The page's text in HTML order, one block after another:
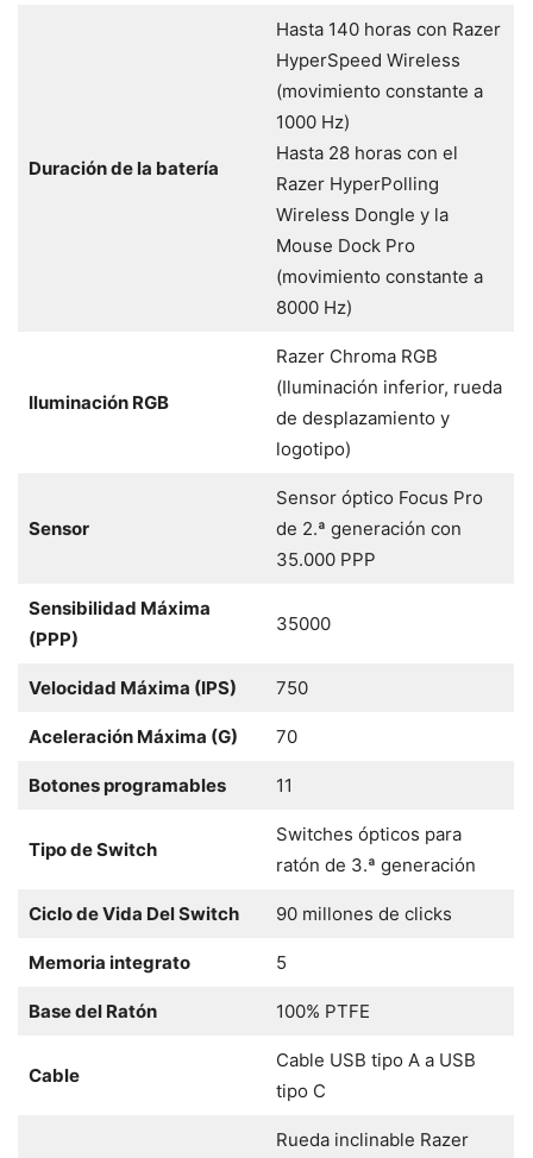
Duración de la batería
Hasta 140 horas con Razer
HyperSpeed Wireless
(movimiento constante a
1000 Hz)
Hasta 28 horas con el
Razer HyperPolling
Wireless Dongle y la
Mouse Dock Pro
(movimiento constante a
8000 Hz)
Iluminación RGB
Razer Chroma RGB
(Iluminación inferior, rueda
de desplazamiento y
logotipo)
Sensor
Sensor óptico Focus Pro
de 2.ª generación con
35.000 PPP
Sensibilidad Máxima
(PPP)
35000
Velocidad Máxima (IPS) 750
Aceleración Máxima (G) 70
Botones programables 11
Tipo de Switch
Switches ópticos para
ratón de 3.ª generación
Ciclo de Vida Del Switch 90 millones de clicks
Memoria integrato 5
Base del Ratón 100% PTFE
Cable
Cable USB tipo A a USB
tipo C
Rueda inclinable Razer